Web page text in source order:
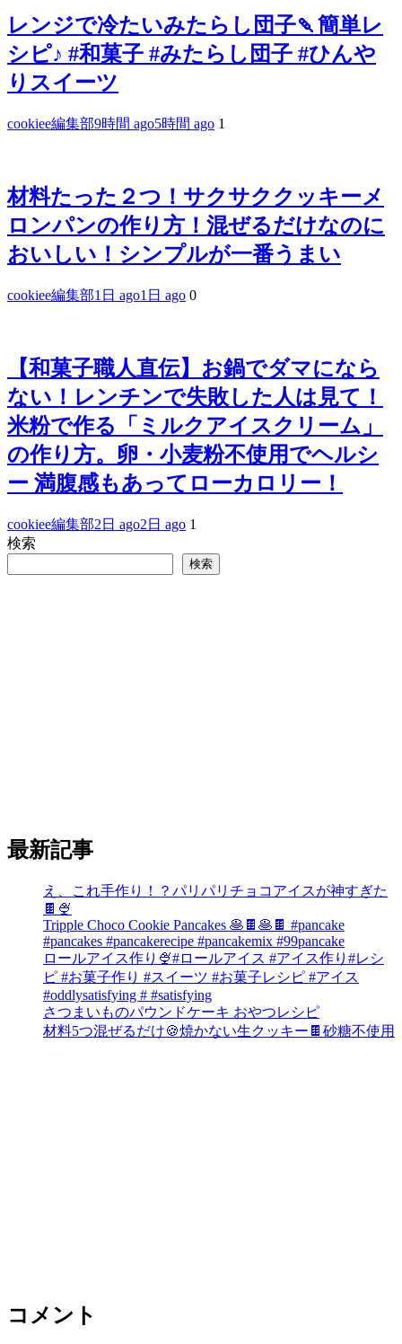
レンジで冷たいみたらし団子🍡簡単レ
シピ♪ #和菓子 #みたらし団子 #ひんや
りスイーツ
cookiee編集部9時間 ago5時間 ago 1
材料たった２つ！サクサククッキーメ
ロンパンの作り方！混ぜるだけなのに
おいしい！シンプルが一番うまい
cookiee編集部1日 ago1日 ago 0
【和菓子職人直伝】お鍋でダマになら
ない！レンチンで失敗した人は見て！
米粉で作る「ミルクアイスクリーム」
の作り方。卵・小麦粉不使用でヘルシ
ー 満腹感もあってローカロリー！
cookiee編集部2日 ago2日 ago 1
検索
検索
最新記事
え、これ手作り！？パリパリチョコアイスが神すぎた
🍫🍨
Tripple Choco Cookie Pancakes 🥞🍫🥞🍫 #pancake
#pancakes #pancakerecipe #pancakemix #99pancake
ロールアイス作り🍨#ロールアイス #アイス作り#レシ
ピ #お菓子作り #スイーツ #お菓子レシピ #アイス
#oddlysatisfying # #satisfying⁠
さつまいものパウンドケーキ おやつレシピ
材料5つ混ぜるだけ🍪焼かない生クッキー🍫砂糖不使用
コメント